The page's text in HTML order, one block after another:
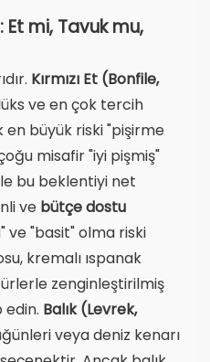
Et mi, Tavuk mu,
Kırmızı Et (Bonfile,
ve en çok tercih
büyük riski "pişirme
misafir "iyi pişmiş"
bu beklentiyi net
ve bütçe dostu
ve "basit" olma riski
kremalı ıspanak
zenginleştirilmiş
Balık (Levrek,
veya deniz kenarı